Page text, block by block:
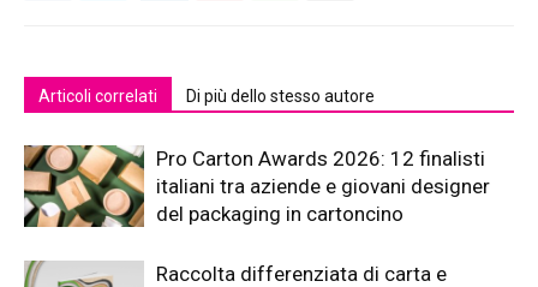
Articoli correlati Di più dello stesso autore
Pro Carton Awards 2026: 12 finalisti
italiani tra aziende e giovani designer
del packaging in cartoncino
Raccolta differenziata di carta e